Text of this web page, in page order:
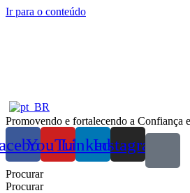
Ir para o conteúdo
Promovendo e fortalecendo a Confiança
YouTubeLinkedin
Instagram
Procurar
Procurar